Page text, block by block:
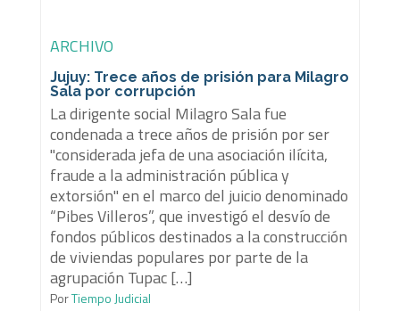
ARCHIVO
Jujuy: Trece años de prisión para Milagro
Sala por corrupción
La dirigente social Milagro Sala fue
condenada a trece años de prisión por ser
"considerada jefa de una asociación ilícita,
fraude a la administración pública y
extorsión" en el marco del juicio denominado
“Pibes Villeros”, que investigó el desvío de
fondos públicos destinados a la construcción
de viviendas populares por parte de la
agrupación Tupac […]
PorTiempo Judicial